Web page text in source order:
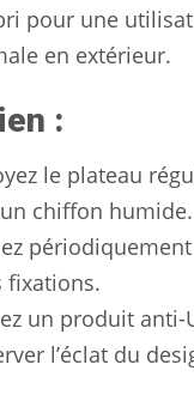
pour une
en extérieur.
:
le plateau
chiffon humide.
fixations.
un produit anti-
l’éclat du